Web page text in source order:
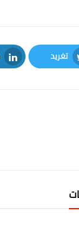
تغريد
Twitter